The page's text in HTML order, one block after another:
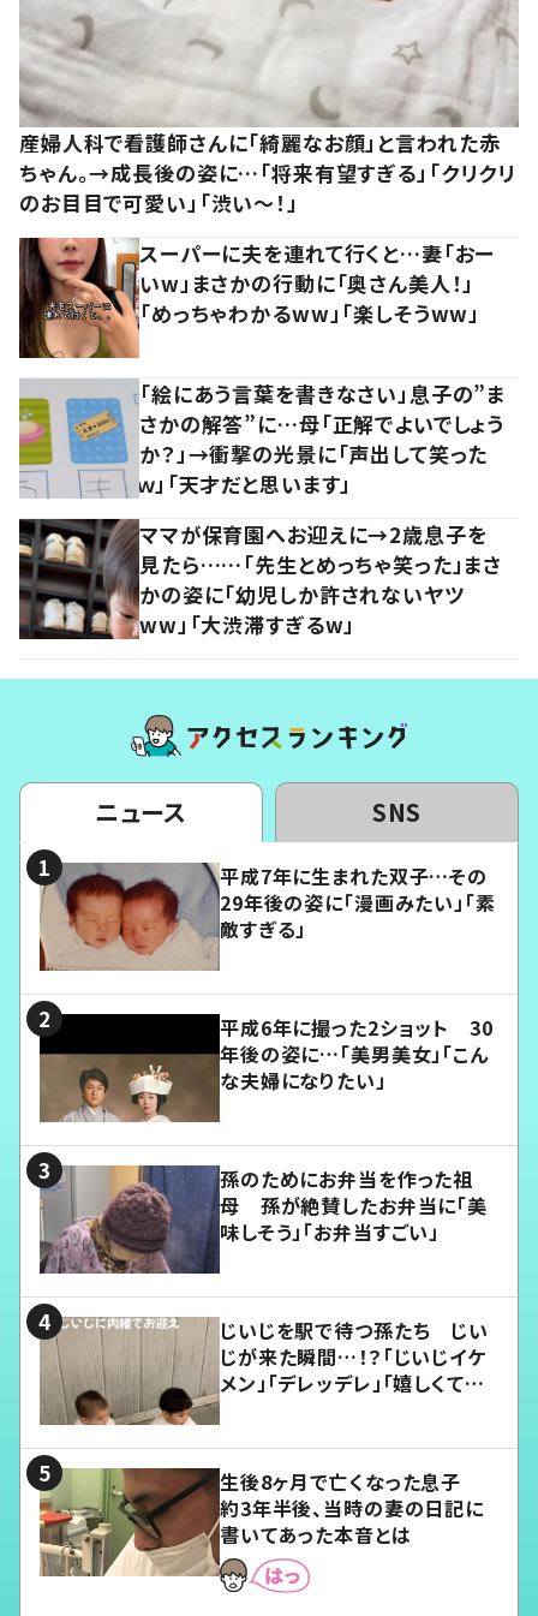
産婦人科で看護師さんに「綺麗なお顔」と言われた赤
ちゃん。→成長後の姿に…「将来有望すぎる」「クリクリ
のお目目で可愛い」「渋い～！」
スーパーに夫を連れて行くと…妻「おー
いw」まさかの行動に「奥さん美人！」
「めっちゃわかるww」「楽しそうww」
「絵にあう言葉を書きなさい」息子の”ま
さかの解答”に…母「正解でよいでしょう
か？」→衝撃の光景に「声出して笑った
ｗ」「天才だと思います」
ママが保育園へお迎えに→2歳息子を
見たら……「先生とめっちゃ笑った」まさ
かの姿に「幼児しか許されないヤツ
ww」「大渋滞すぎるw」
ニュース SNS
平成7年に生まれた双子…その
29年後の姿に「漫画みたい」「素
敵すぎる」
平成6年に撮った2ショット 30
年後の姿に…「美男美女」「こん
な夫婦になりたい」
孫のためにお弁当を作った祖
母 孫が絶賛したお弁当に「美
味しそう」「お弁当すごい」
じいじを駅で待つ孫たち じい
じが来た瞬間…！？「じいじイケ
メン」「デレッデレ」「嬉しくて可
生後8ヶ月で亡くなった息子
約3年半後、当時の妻の日記に
書いてあった本音とは